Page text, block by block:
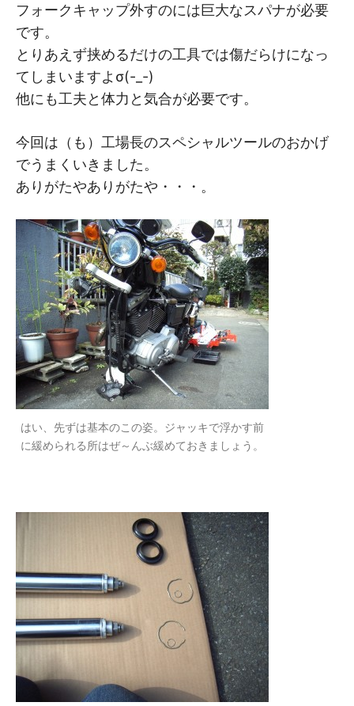
フォークキャップ外すのには巨大なスパナが必要
です。
とりあえず挟めるだけの工具では傷だらけになっ
てしまいますよσ(-_-)
他にも工夫と体力と気合が必要です。
今回は（も）工場長のスペシャルツールのおかげ
でうまくいきました。
ありがたやありがたや・・・。
はい、先ずは基本のこの姿。ジャッキで浮かす前
に緩められる所はぜ～んぶ緩めておきましょう。